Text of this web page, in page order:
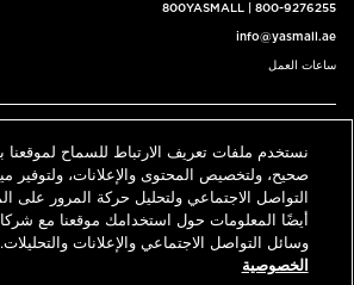
800YASMALL 800-9276255
info@yasmall.ae
ساعات العمل
English حدد موقعنا
© 2026 كل الحقوق محفوظة، ياس مول v3.1
نستخدم ملفات تعريف الارتباط للسماح
صحيح، ولتخصيص المحتوى والإعلانات، ولتوفير
التواصل الاجتماعي ولتحليل حركة المرور على
أيضًا المعلومات حول استخدامك موقعنا مع
وسائل التواصل الاجتماعي والإعلانات والتحليلات.
الخصوصية